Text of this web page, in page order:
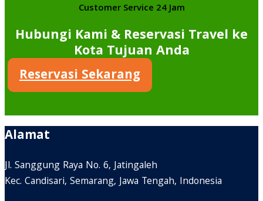
Customer Service 24 Jam
Hubungi Kami & Reservasi Travel ke
Kota Tujuan Anda
Reservasi Sekarang
Alamat
Jl. Sanggung Raya No. 6, Jatingaleh
Kec. Candisari, Semarang, Jawa Tengah, Indonesia